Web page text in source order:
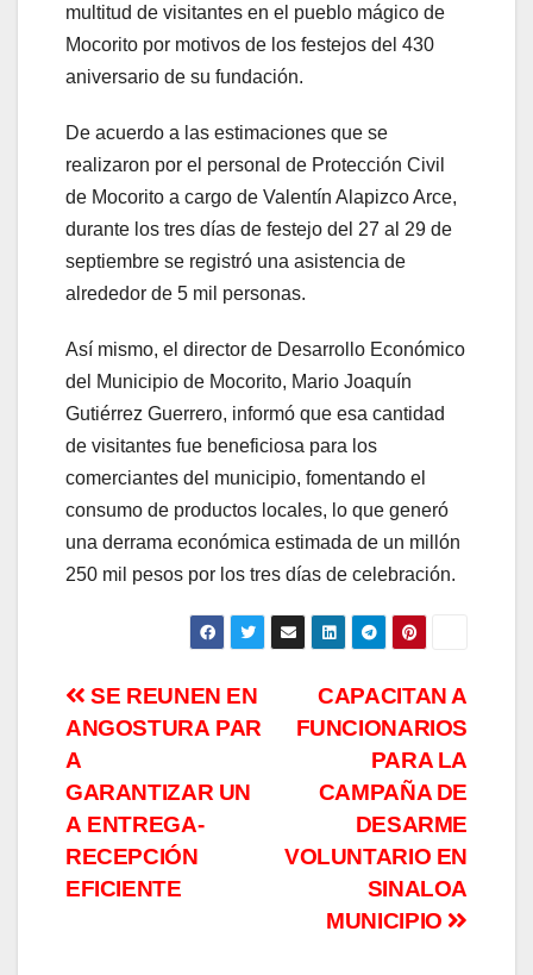
multitud de visitantes en el pueblo mágico de
Mocorito por motivos de los festejos del 430
aniversario de su fundación.
De acuerdo a las estimaciones que se
realizaron por el personal de Protección Civil
de Mocorito a cargo de Valentín Alapizco Arce,
durante los tres días de festejo del 27 al 29 de
septiembre se registró una asistencia de
alrededor de 5 mil personas.
Así mismo, el director de Desarrollo Económico
del Municipio de Mocorito, Mario Joaquín
Gutiérrez Guerrero, informó que esa cantidad
de visitantes fue beneficiosa para los
comerciantes del municipio, fomentando el
consumo de productos locales, lo que generó
una derrama económica estimada de un millón
250 mil pesos por los tres días de celebración.
Navegación
de
entradas
CAPACITAN A
FUNCIONARIOS
PARA LA
CAMPAÑA DE
DESARME
VOLUNTARIO EN
SINALOA
MUNICIPIO
SE REUNEN EN
ANGOSTURA PAR
A
GARANTIZAR UN
A ENTREGA-
RECEPCIÓN
EFICIENTE